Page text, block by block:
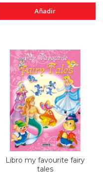
Añadir
Libro my favourite fairy
tales